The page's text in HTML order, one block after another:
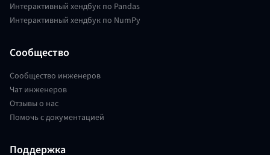
Интерактивный хендбук по Pandas
Интерактивный хендбук по NumPy
Сообщество
Сообщество инженеров
Чат инженеров
Отзывы о нас
Помочь с документацией
Поддержка